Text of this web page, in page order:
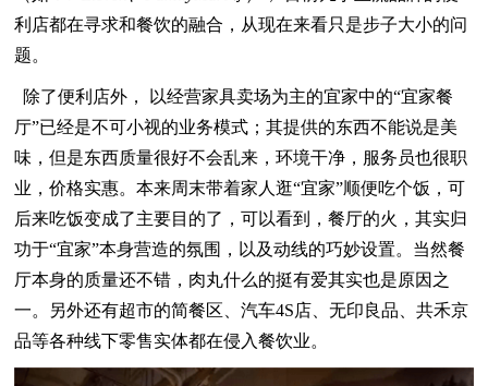
利店都在寻求和餐饮的融合，从现在来看只是步子大小的问
题。
除了便利店外， 以经营家具卖场为主的宜家中的“宜家餐
厅”已经是不可小视的业务模式；其提供的东西不能说是美
味，但是东西质量很好不会乱来，环境干净，服务员也很职
业，价格实惠。本来周末带着家人逛“宜家”顺便吃个饭，可
后来吃饭变成了主要目的了，可以看到，餐厅的火，其实归
功于“宜家”本身营造的氛围，以及动线的巧妙设置。当然餐
厅本身的质量还不错，肉丸什么的挺有爱其实也是原因之
一。另外还有超市的简餐区、汽车4S店、无印良品、共禾京
品等各种线下零售实体都在侵入餐饮业。